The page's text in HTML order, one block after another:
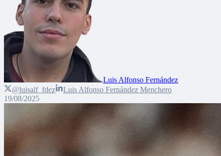
Luis Alfonso Fernández
@luisalf_fdez
Luis Alfonso Fernández Menchero
19/08/2025